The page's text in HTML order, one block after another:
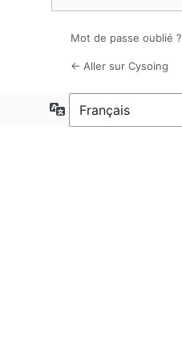
Mot de passe oublié ?
← Aller sur Cysoing
Langue